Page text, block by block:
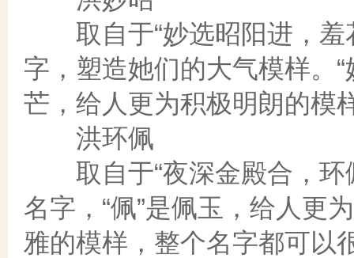
取自于“妙选昭阳进，羞
字，塑造她们的大气模样。
芒，给人更为积极明朗的模
洪环佩
取自于“夜深金殿合，环
名字，“佩”是佩玉，给人更
雅的模样，整个名字都可以